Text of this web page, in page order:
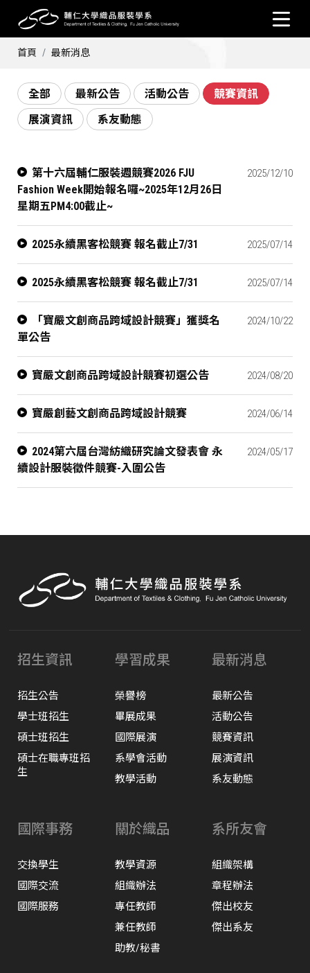
首頁 最新消息
全部 最新公告 活動公告
競賽資訊
展演資訊
系友動態
第十六屆輔仁服裝週競賽2026 FJU
Fashion Week開始報名囉~2025年12月26日
星期五PM4:00截止~
2025/12/10
2025永續黑客松競賽 報名截止7/31 2025/07/14
2025永續黑客松競賽 報名截止7/31 2025/07/14
「寶嚴文創商品跨域設計競賽」獲獎名
單公告
2024/10/22
寶嚴文創商品跨域設計競賽初選公告 2024/08/20
寶嚴創藝文創商品跨域設計競賽 2024/06/14
2024第六屆台灣紡織研究論文發表會 永
續設計服裝徵件競賽-入圍公告
2024/05/17
招生資訊
招生公告
學士班招生
碩士班招生
碩士在職專班招
生
學習成果
榮譽榜
畢展成果
國際展演
系學會活動
教學活動
最新消息
最新公告
活動公告
競賽資訊
展演資訊
系友動態
國際事務
交換學生
國際交流
國際服務
關於織品
教學資源
組織辦法
專任教師
兼任教師
助教/秘書
系所友會
組織架構
章程辦法
傑出校友
傑出系友